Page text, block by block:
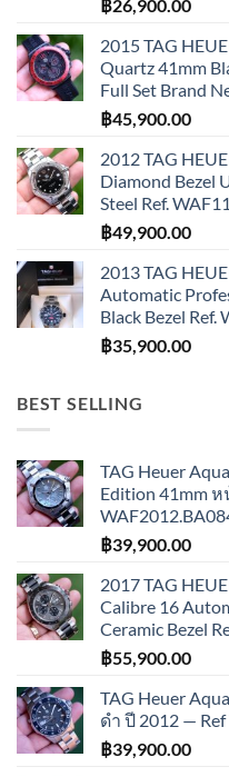
฿26,900.00
2015 TAG
Quartz 41mm
Full Set Brand
฿45,900.00
2012 TAG
Diamond Bezel
Steel Ref.
฿49,900.00
2013 TAG
Automatic
Black Bezel Ref.
฿35,900.00
BEST SELLING
TAG Heuer
Edition 41mm
฿39,900.00
2017 TAG
Calibre 16
Ceramic Bezel
฿55,900.00
TAG Heuer
ดำ ปี 2012 —
฿39,900.00